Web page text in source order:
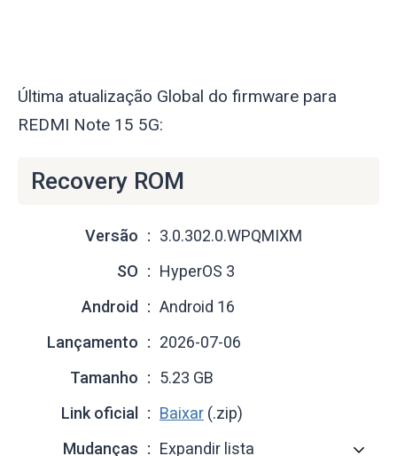
Última atualização Global do firmware para
REDMI Note 15 5G:
Recovery ROM
Versão
3.0.302.0.WPQMIXM
SO
HyperOS 3
Android
Android 16
Lançamento
2026-07-06
Tamanho
5.23 GB
Link oficial
Baixar (.zip)
Mudanças
Expandir lista